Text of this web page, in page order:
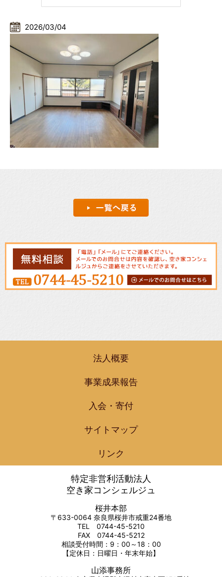
2026/03/04
法人概要
事業成果報告
入会・寄付
サイトマップ
リンク
特定非営利活動法人
空き家コンシェルジュ
桜井本部
〒633-0064 奈良県桜井市戒重24番地
TEL 0744-45-5210
FAX 0744-45-5212
相談受付時間：9：00～18：00
【定休日：日曜日・年末年始】
山添事務所